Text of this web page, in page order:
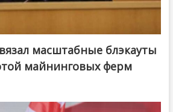
масштабные блэкауты
майнинговых ферм